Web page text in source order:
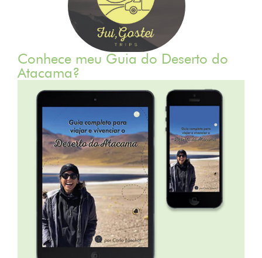
Conhece meu Guia do Deserto do
Atacama?